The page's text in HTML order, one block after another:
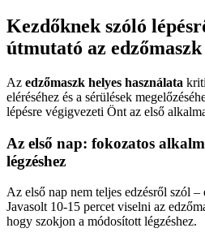
Kezdőknek szóló
útmutató az
Az edzőmaszk helyes használata
eléréséhez és a sérülések
lépésre végigvezeti Önt az első
Az első nap: fokozatos
légzéshez
Az első nap nem teljes edzésről szól –
Javasolt 10-15 percet viselni az
hogy szokjon a módosított légzéshez.